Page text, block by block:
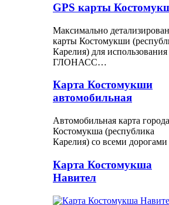
GPS карты
Максимально
карты Костомукши
Карелия) для использования
ГЛОНАСС…
Карта Костомукши
автомобильная
Автомобильная карта города
Костомукша (республика
Карелия) со всеми
Карта Костомукша
Навител